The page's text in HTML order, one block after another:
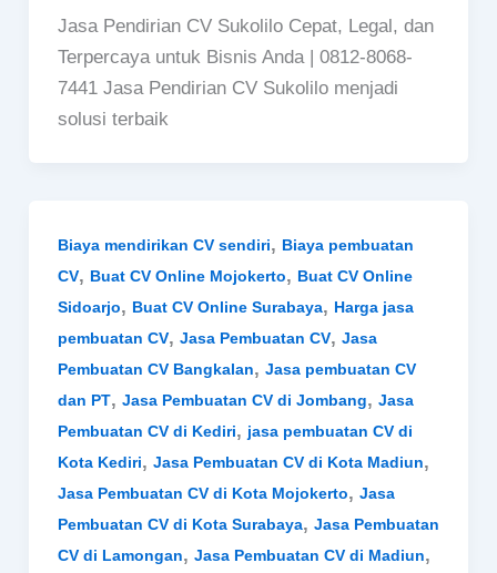
Jasa Pendirian CV Sukolilo Cepat, Legal, dan
Terpercaya untuk Bisnis Anda | 0812-8068-
7441 Jasa Pendirian CV Sukolilo menjadi
solusi terbaik
Biaya mendirikan CV sendiri, Biaya pembuatan
CV, Buat CV Online Mojokerto, Buat CV Online
Sidoarjo, Buat CV Online Surabaya, Harga jasa
pembuatan CV, Jasa Pembuatan CV, Jasa
Pembuatan CV Bangkalan, Jasa pembuatan CV
dan PT, Jasa Pembuatan CV di Jombang, Jasa
Pembuatan CV di Kediri, jasa pembuatan CV di
Kota Kediri, Jasa Pembuatan CV di Kota Madiun,
Jasa Pembuatan CV di Kota Mojokerto, Jasa
Pembuatan CV di Kota Surabaya, Jasa Pembuatan
CV di Lamongan, Jasa Pembuatan CV di Madiun,